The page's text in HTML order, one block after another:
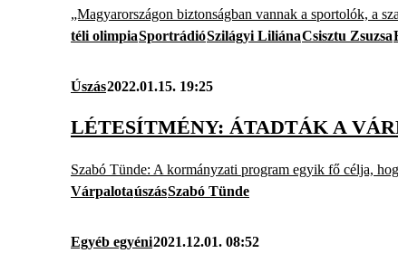
„Magyarországon biztonságban vannak a sportolók, a
téli olimpiaSportrádióSzilágyi LiliánaCsisztu Zsuzsa
Úszás2022.01.15. 19:25
LÉTESÍTMÉNY: ÁTADTÁK A
Szabó Tünde: A kormányzati program egyik fő célja,
VárpalotaúszásSzabó Tünde
Egyéb egyéni2021.12.01. 08:52